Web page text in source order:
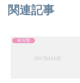
関連記事
未分類